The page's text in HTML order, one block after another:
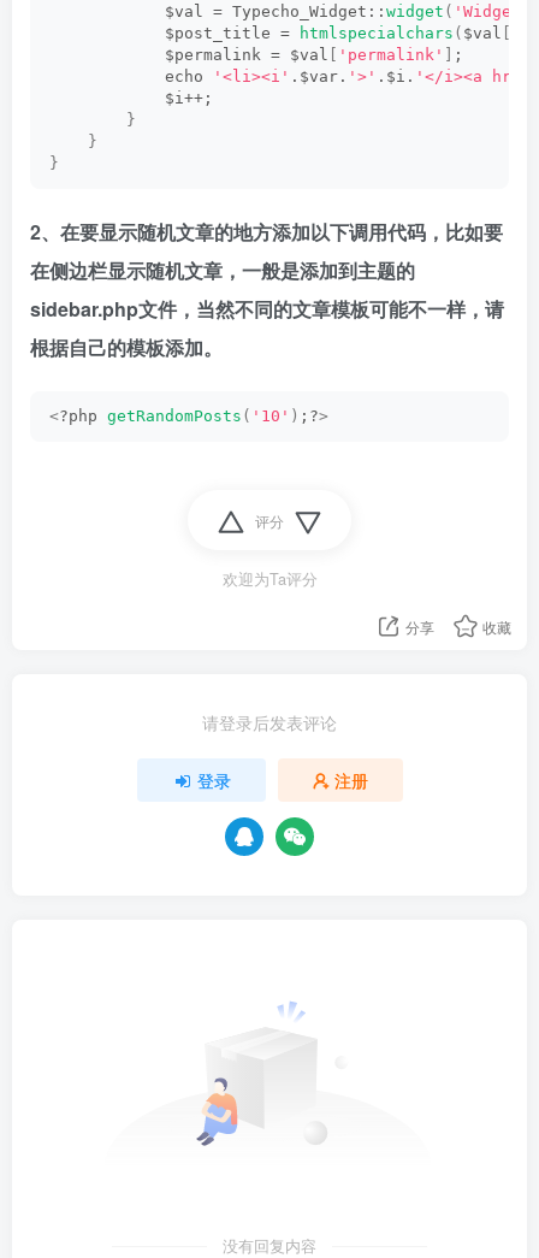
            $val = Typecho_Widget::
widget (
            $post_title =
htmlspecialchars ( $val
            $permalink = $val
'permalink'
;
            echo
'<li><i' .$var. '>' .$i. '</i><a
            $i++;
}
}
}
2、在要显示随机文章的地方添加以下调用代码，比如要
在侧边栏显示随机文章，一般是添加到主题的
sidebar.php文件，当然不同的文章模板可能不一样，请
根据自己的模板添加。
<?php getRandomPosts ( '10' ) ;?>
评分
欢迎为Ta评分
分享 收藏
请登录后发表评论
登录 注册
没有回复内容